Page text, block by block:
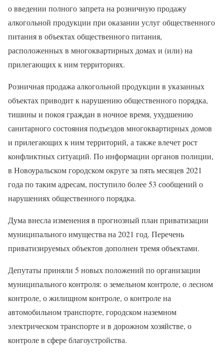
о введении полного запрета на розничную продажу
алкогольной продукции при оказании услуг общественного
питания в объектах общественного питания,
расположенных в многоквартирных домах и (или) на
прилегающих к ним территориях.
Розничная продажа алкогольной продукции в указанных
объектах приводит к нарушению общественного порядка,
тишины и покоя граждан в ночное время, ухудшению
санитарного состояния подъездов многоквартирных домов
и прилегающих к ним территорий, а также влечет рост
конфликтных ситуаций. По информации органов полиции,
в Новоуральском городском округе за пять месяцев 2021
года по таким адресам, поступило более 53 сообщений о
нарушениях общественного порядка.
Дума внесла изменения в прогнозный план приватизации
муниципального имущества на 2021 год. Перечень
приватизируемых объектов дополнен тремя объектами.
Депутаты приняли 5 новых положений по организации
муниципального контроля: о земельном контроле, о лесном
контроле, о жилищном контроле, о контроле на
автомобильном транспорте, городском наземном
электрическом транспорте и в дорожном хозяйстве, о
контроле в сфере благоустройства.